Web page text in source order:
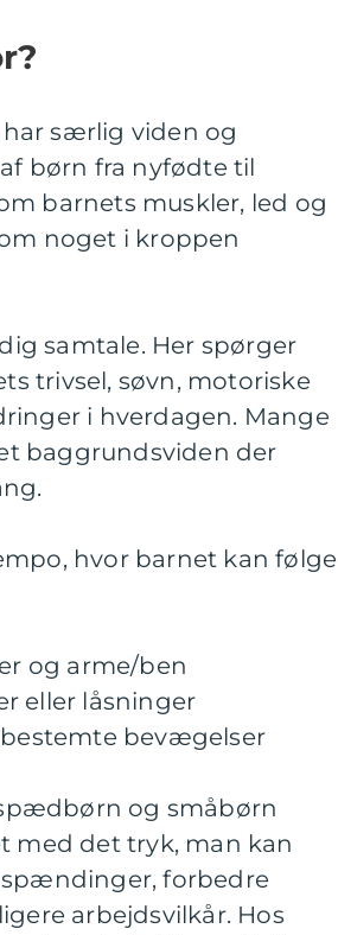
særlig viden og
børn fra nyfødte til
barnets muskler, led og
noget i kroppen
samtale. Her spørger
trivsel, søvn, motoriske
i hverdagen. Mange
baggrundsviden der
hvor barnet kan følge
og arme/ben
eller låsninger
bevægelser
og småbørn
med det tryk, man kan
spændinger, forbedre
arbejdsvilkår. Hos